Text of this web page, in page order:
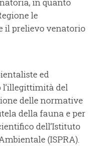
le
il prelievo venatorio
ed
del
delle normative
della fauna e per
dell’Istituto
(ISPRA).